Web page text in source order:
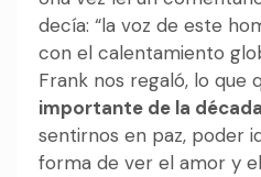
decía: “la voz de este
con el calentamiento
Frank nos regaló, lo que
importante de la
sentirnos en paz, poder
forma de ver el amor y